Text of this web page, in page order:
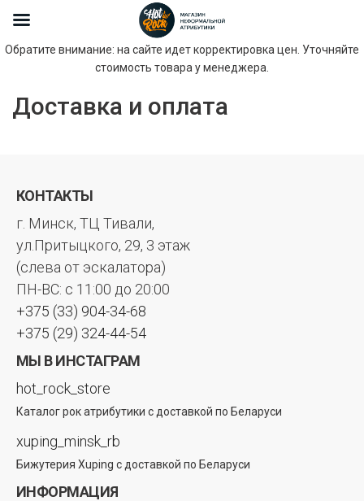
Обратите внимание: на сайте идет корректировка цен. Уточняйте
стоимость товара у менеджера.
Доставка и оплата
КОНТАКТЫ
г. Минск, ТЦ Тивали,
ул.Притыцкого, 29, 3 этаж
(слева от эскалатора)
ПН-ВС: с 11:00 до 20:00
+375 (33) 904-34-68
+375 (29) 324-44-54
МЫ В ИНСТАГРАМ
hot_rock_store
Каталог рок атрибутики с доставкой по Беларуси
xuping_minsk_rb
Бижутерия Xuping с доставкой по Беларуси
ИНФОРМАЦИЯ